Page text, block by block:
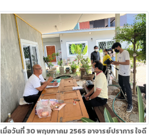
เมื่อวันที่ 30 พฤษภาคม 2565 อาจารย์ปราการ ใจดี